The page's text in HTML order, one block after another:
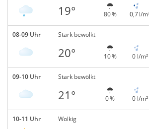
19° 80 % 0,7 l/
08-09 Uhr Stark bewölkt
20° 10 % 0 l/m²
09-10 Uhr Stark bewölkt
21° 0 % 0 l/m²
10-11 Uhr Wolkig